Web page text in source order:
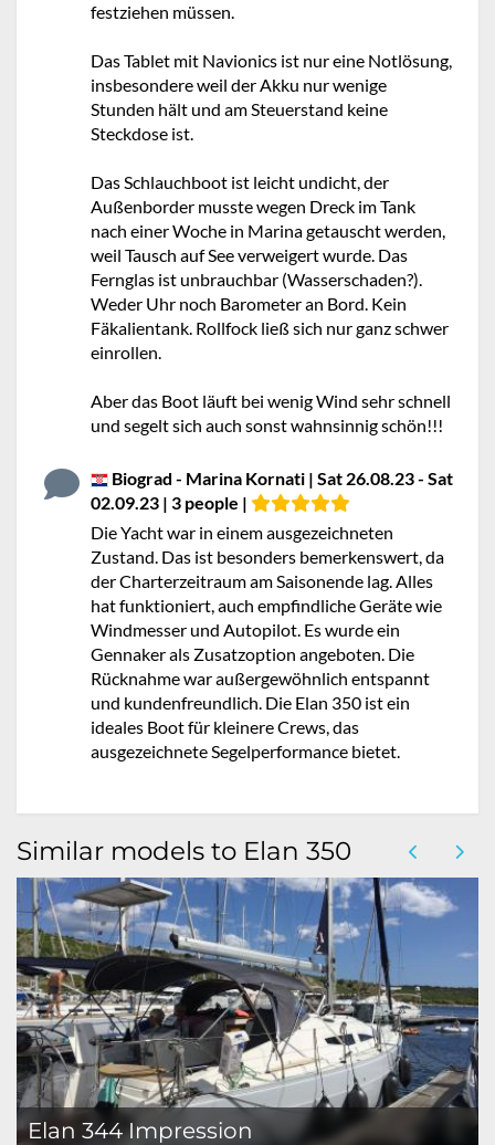
festziehen müssen.
Das Tablet mit Navionics ist nur eine Notlösung,
insbesondere weil der Akku nur wenige
Stunden hält und am Steuerstand keine
Steckdose ist.
Das Schlauchboot ist leicht undicht, der
Außenborder musste wegen Dreck im Tank
nach einer Woche in Marina getauscht werden,
weil Tausch auf See verweigert wurde. Das
Fernglas ist unbrauchbar (Wasserschaden?).
Weder Uhr noch Barometer an Bord. Kein
Fäkalientank. Rollfock ließ sich nur ganz schwer
einrollen.
Aber das Boot läuft bei wenig Wind sehr schnell
und segelt sich auch sonst wahnsinnig schön!!!
Biograd - Marina Kornati | Sat 26.08.23 - Sat
02.09.23 | 3 people |
Die Yacht war in einem ausgezeichneten
Zustand. Das ist besonders bemerkenswert, da
der Charterzeitraum am Saisonende lag. Alles
hat funktioniert, auch empfindliche Geräte wie
Windmesser und Autopilot. Es wurde ein
Gennaker als Zusatzoption angeboten. Die
Rücknahme war außergewöhnlich entspannt
und kundenfreundlich. Die Elan 350 ist ein
ideales Boot für kleinere Crews, das
ausgezeichnete Segelperformance bietet.
Similar models to Elan 350
Elan 344 Impression